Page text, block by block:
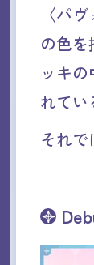
〈パ
の色
ッキ
れてい
それ